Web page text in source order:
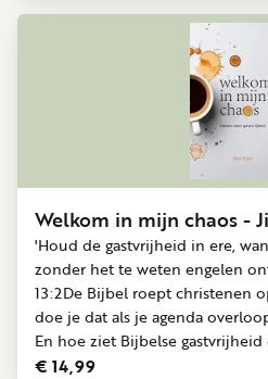
denken en doen. Kinderen (en
communiceren over emoties. Het emotieboek staat in
verbinding met de Bijbel en
je emoties en is geschikt voor
Linda Klein beschikt als klinisch
kinder- en
professionele kennis en
specialistische GGZ voor
Welkom in mijn chaos -
'Houd de gastvrijheid in ere,
zonder het te weten engelen
13:2De Bijbel roept christenen
doe je dat als je agenda
En hoe ziet Bijbelse
toenemende polarisatie pleit
€ 14,99